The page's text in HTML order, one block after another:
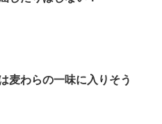
麦わらの一味に入りそう